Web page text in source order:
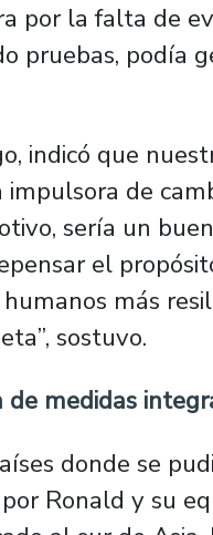
por la falta de
pruebas, podía
indicó que
impulsora de
sería un
el
humanos más
sostuvo.
de medidas
donde se
Ronald y su